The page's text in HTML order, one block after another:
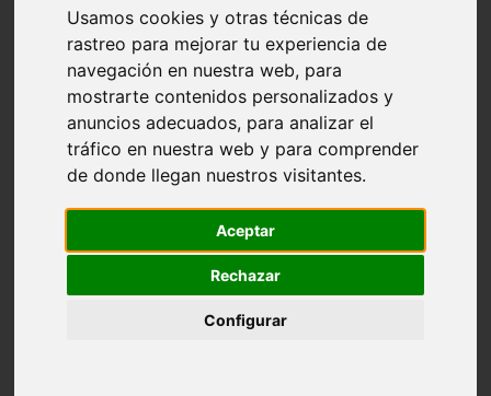
Usamos cookies y otras técnicas de
rastreo para mejorar tu experiencia de
navegación en nuestra web, para
mostrarte contenidos personalizados y
anuncios adecuados, para analizar el
tráfico en nuestra web y para comprender
de donde llegan nuestros visitantes.
Aceptar
Rechazar
Configurar
Málaga - júzcar
Huesca - alquézar
Huesca - castejón-de-sos
Lleida - alt-àneu
Córdoba - almedinilla
Navarra - zangoza
Cantabria - arenas-de-iguña
Barcelona - la-pobla-de-lillet
Murcia - cartagena
Madrid - nuevo-baztán